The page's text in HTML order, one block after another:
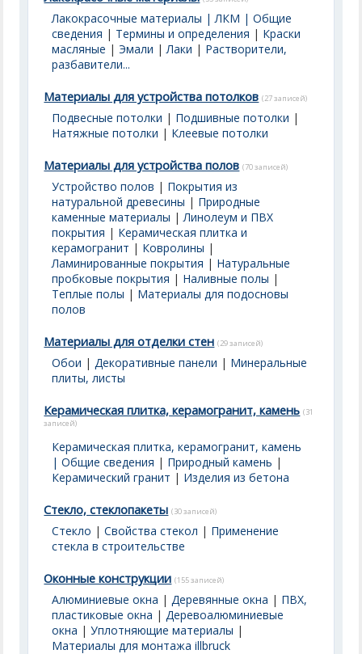
Лакокрасочные материалы | ЛКМ | Общие
сведения | Термины и определения | Краски
масляные |Эмали |Лаки | Растворители,
разбавители...
Материалы для устройства потолков (27 записей)
Подвесные потолки | Подшивные потолки |
Натяжные потолки | Клеевые потолки
Материалы для устройства полов (70 записей)
Устройство полов | Покрытия из
натуральной древесины | Природные
каменные материалы |Линолеум и ПВХ
покрытия | Керамическая плитка и
керамогранит | Ковролины |
Ламинированные покрытия | Натуральные
пробковые покрытия | Наливные полы |
Теплые полы | Материалы для подосновы
полов
Материалы для отделки стен (29 записей)
Обои |Декоративные панели | Минеральные
плиты, листы
Керамическая плитка, керамогранит, камень (31
записей)
Керамическая плитка, керамогранит, камень
| Общие сведения | Природный камень |
Керамический гранит | Изделия из бетона
Стекло, стеклопакеты (30 записей)
Стекло |Свойства стекол | Применение
стекла в строительстве
Оконные конструкции (155 записей)
Алюминиевые окна |Деревянные окна | ПВХ,
пластиковые окна |Деревоалюминиевые
окна |Уплотняющие материалы |
Материалы для монтажа illbruck